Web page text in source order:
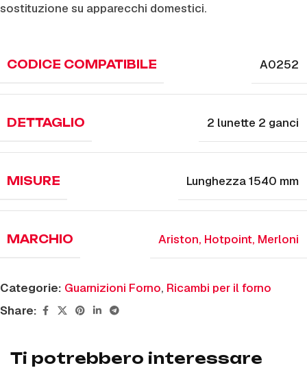
sostituzione su apparecchi domestici.
CODICE COMPATIBILE A0252
DETTAGLIO 2 lunette 2 ganci
MISURE Lunghezza 1540 mm
MARCHIO Ariston, Hotpoint, Merloni
Categorie: Guarnizioni Forno, Ricambi per il forno
Share:
Ti potrebbero interessare